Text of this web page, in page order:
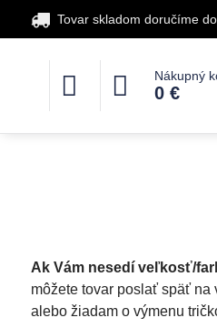
Tovar skladom doručíme
Nákupný
0 €
Ak Vám nesedí veľkosť/
môžete tovar poslať späť na
alebo žiadam o výmenu